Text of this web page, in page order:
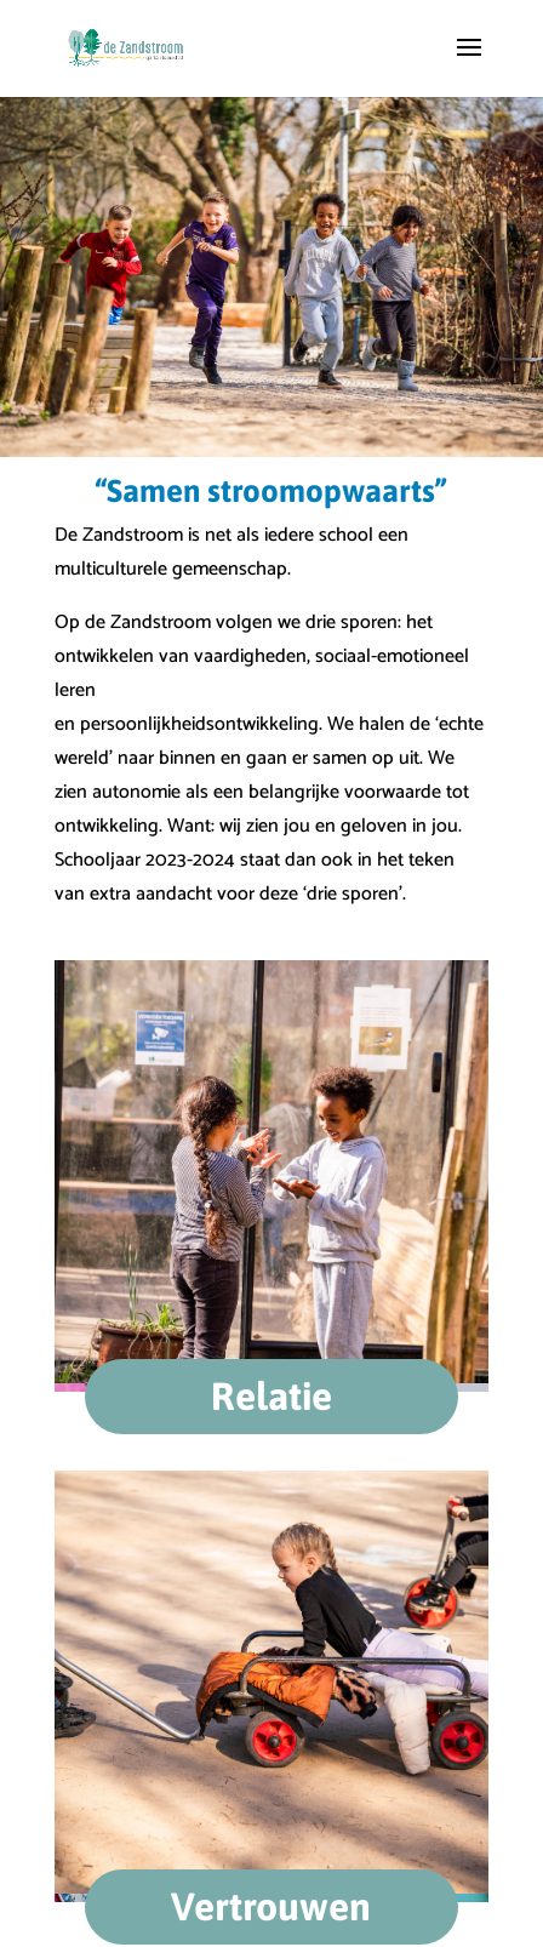
“Samen stroomopwaarts”
De Zandstroom is net als iedere school een
multiculturele gemeenschap.
Op de Zandstroom volgen we drie sporen: het
ontwikkelen van vaardigheden, sociaal-emotioneel
leren
en persoonlijkheidsontwikkeling. We halen de ‘echte
wereld’ naar binnen en gaan er samen op uit. We
zien autonomie als een belangrijke voorwaarde tot
ontwikkeling. Want: wij zien jou en geloven in jou.
Schooljaar 2023-2024 staat dan ook in het teken
van extra aandacht voor deze ‘drie sporen’.
Relatie
Vertrouwen